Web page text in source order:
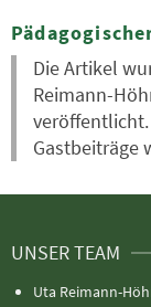
Die Artikel
Reimann-
Gastbeiträge
UNSER TEAM
Uta Reimann-